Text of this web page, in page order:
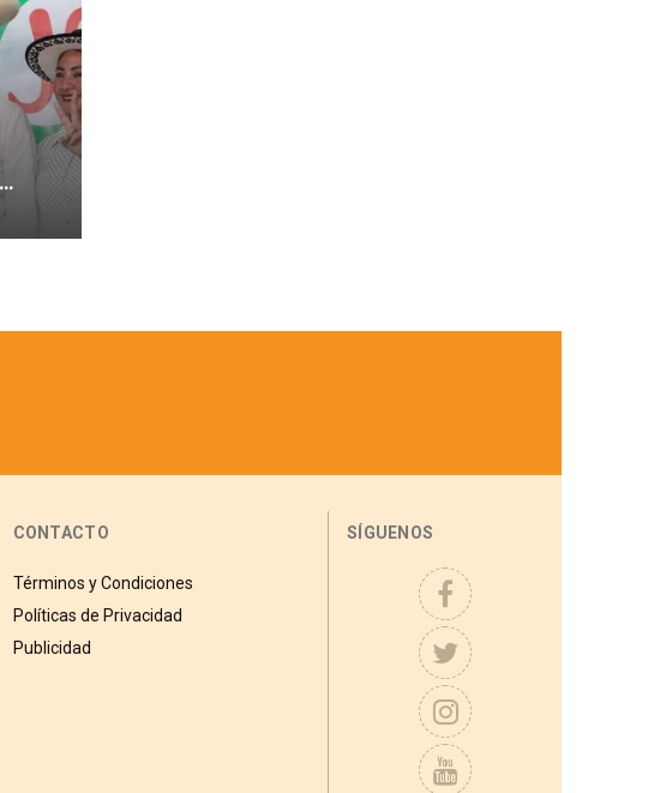
CONTACTO
Términos y Condiciones
Políticas de Privacidad
Publicidad
SÍGUENOS